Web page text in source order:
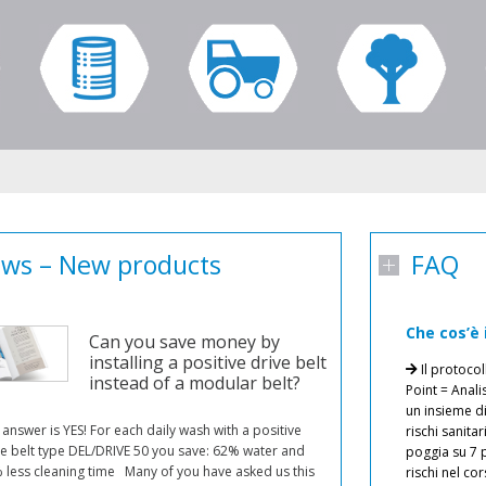
– New products
Can you save money by
installing a positive drive belt
instead of a modular belt?
is YES! For each daily wash with a positive
belt type DEL/DRIVE 50 you save: 62% water and
less cleaning time Many of you have asked us this
Sapevate che
rivestimento
anni ’60? A
FAQ
Come si salda un nastro trasportatore ?
Tutti i nastri trasportatori Mafdel possono essere
saldati senza fine o consegnati aperti per essere saldati
giuntati in due modi :
Mediante termosaldatura :Mafdel propone appositi
kit di saldatura testa a testa. Possibilità di saldare ad aria
Che
Il
Point =
un insieme
rischi
poggia su 7
rischi nel